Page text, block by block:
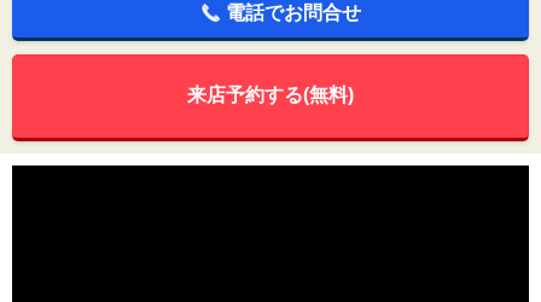
電話でお問合せ
来店予約する(無料)